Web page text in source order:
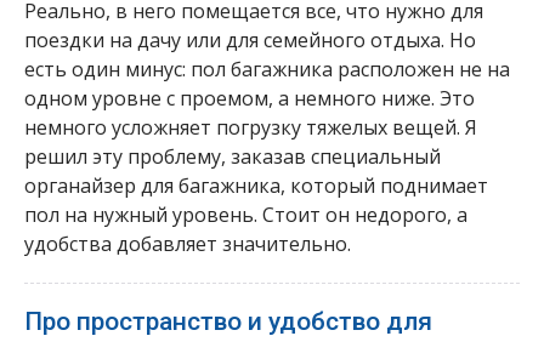
Реально, в него помещается все, что нужно для
поездки на дачу или для семейного отдыха. Но
есть один минус: пол багажника расположен не на
одном уровне с проемом, а немного ниже. Это
немного усложняет погрузку тяжелых вещей. Я
решил эту проблему, заказав специальный
органайзер для багажника, который поднимает
пол на нужный уровень. Стоит он недорого, а
удобства добавляет значительно.
Про пространство и удобство для